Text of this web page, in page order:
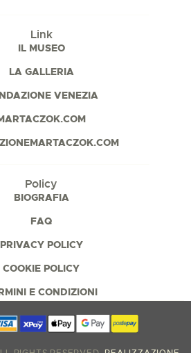
Link
IL MUSEO
LA GALLERIA
VENEZIA
Policy
BIOGRAFIA
FAQ
PRIVACY POLICY
COOKIE POLICY
E CONDIZIONI